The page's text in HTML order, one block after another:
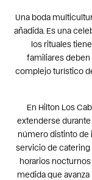
Una boda
añadida. Es una
los rituales
familiares
complejo turístico
En Hilton Los
extenderse
número distinto de
servicio de catering
horarios nocturnos
medida que